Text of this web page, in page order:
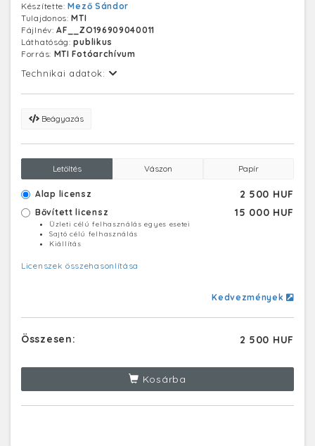
Készítette:Mező Sándor
Tulajdonos:MTI
Fájlnév:AF__ZO196909040011
Láthatóság:publikus
Forrás: MTI Fotóarchívum
Technikai adatok:
Beágyazás
Letöltés Vászon Papír
Alap licensz 2 500 HUF
Bővített licensz 15 000 HUF
Üzleti célú felhasználás egyes esetei
Sajtó célú felhasználás
Kiállítás
Licenszek összehasonlítása
Kedvezmények
Összesen: 2 500 HUF
Kosárba